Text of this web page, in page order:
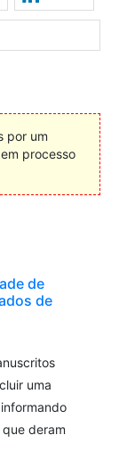
por um
processo
de
de
uma
informando
deram